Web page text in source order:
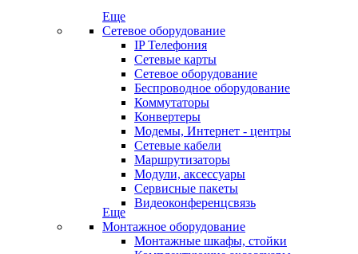
Еще
Сетевое оборудование
IP Телефония
Сетевые карты
Сетевое оборудование
Беспроводное оборудование
Коммутаторы
Конвертеры
Модемы, Интернет - центры
Сетевые кабели
Маршрутизаторы
Модули, аксессуары
Сервисные пакеты
Видеоконференцсвязь
Еще
Монтажное оборудование
Монтажные шкафы, стойки